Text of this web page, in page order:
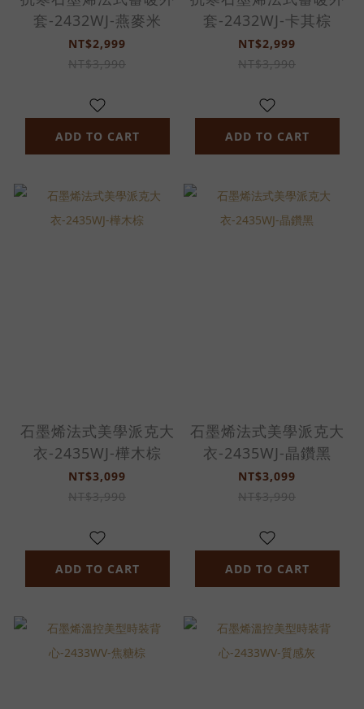
套-2432WJ-燕麥米
NT$2,999
NT$3,990
ADD TO CART
套-2432WJ-卡其棕
NT$2,999
NT$3,990
ADD TO CART
石墨烯法式美學派克大
衣-2435WJ-樺木棕
NT$3,099
NT$3,990
ADD TO CART
石墨烯法式美學派克大
衣-2435WJ-晶鑽黑
NT$3,099
NT$3,990
ADD TO CART